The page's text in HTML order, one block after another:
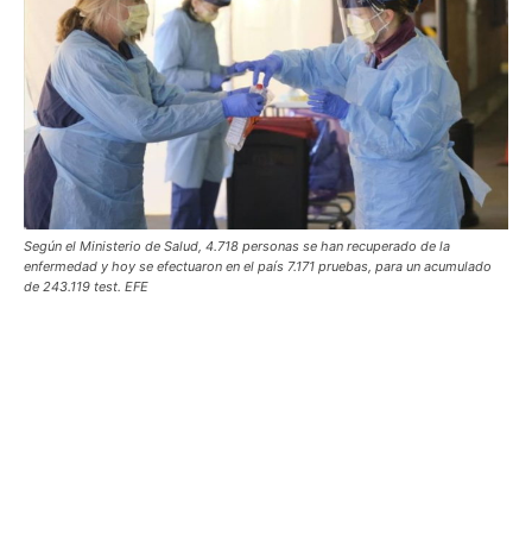
Según el Ministerio de Salud, 4.718 personas se han recuperado de la
enfermedad y hoy se efectuaron en el país 7.171 pruebas, para un acumulado
de 243.119 test. EFE